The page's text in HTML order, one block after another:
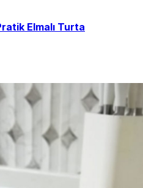
Elmalı Turta